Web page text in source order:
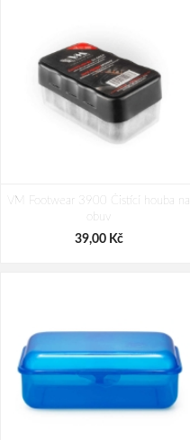
lodičky brown
1 849,00 Kč
VM Footwear 3900 Čistící houba na
obuv
39,00 Kč